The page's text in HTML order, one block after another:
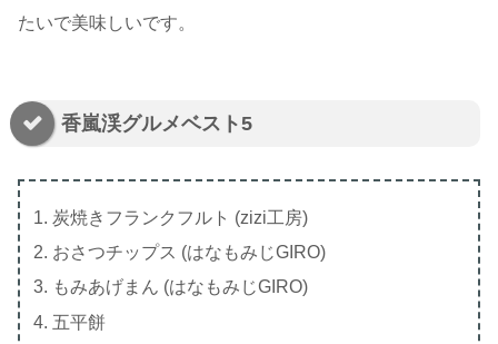
たいで美味しいです。
香嵐渓グルメベスト5
炭焼きフランクフルト (zizi工房)
おさつチップス (はなもみじGIRO)
もみあげまん (はなもみじGIRO)
五平餅